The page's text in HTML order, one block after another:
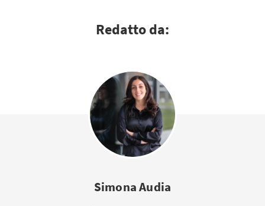
Redatto da:
Simona Audia